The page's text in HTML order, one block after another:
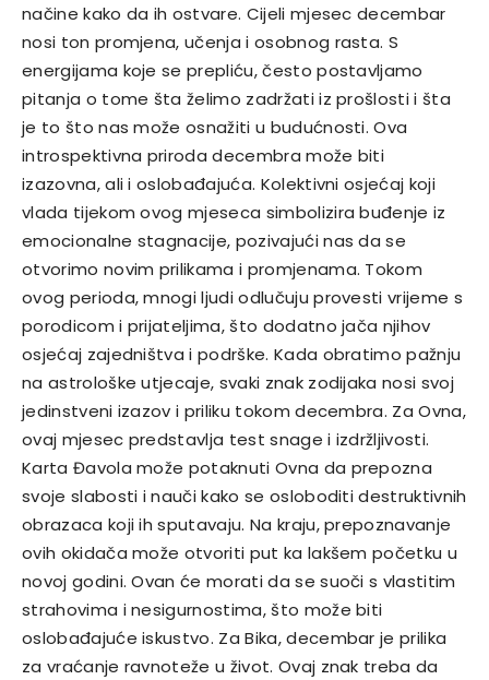
načine kako da ih ostvare. Cijeli mjesec decembar
nosi ton promjena, učenja i osobnog rasta. S
energijama koje se prepliću, često postavljamo
pitanja o tome šta želimo zadržati iz prošlosti i šta
je to što nas može osnažiti u budućnosti. Ova
introspektivna priroda decembra može biti
izazovna, ali i oslobađajuća. Kolektivni osjećaj koji
vlada tijekom ovog mjeseca simbolizira buđenje iz
emocionalne stagnacije, pozivajući nas da se
otvorimo novim prilikama i promjenama. Tokom
ovog perioda, mnogi ljudi odlučuju provesti vrijeme s
porodicom i prijateljima, što dodatno jača njihov
osjećaj zajedništva i podrške. Kada obratimo pažnju
na astrološke utjecaje, svaki znak zodijaka nosi svoj
jedinstveni izazov i priliku tokom decembra. Za Ovna,
ovaj mjesec predstavlja test snage i izdržljivosti.
Karta Đavola može potaknuti Ovna da prepozna
svoje slabosti i nauči kako se osloboditi destruktivnih
obrazaca koji ih sputavaju. Na kraju, prepoznavanje
ovih okidača može otvoriti put ka lakšem početku u
novoj godini. Ovan će morati da se suoči s vlastitim
strahovima i nesigurnostima, što može biti
oslobađajuće iskustvo. Za Bika, decembar je prilika
za vraćanje ravnoteže u život. Ovaj znak treba da